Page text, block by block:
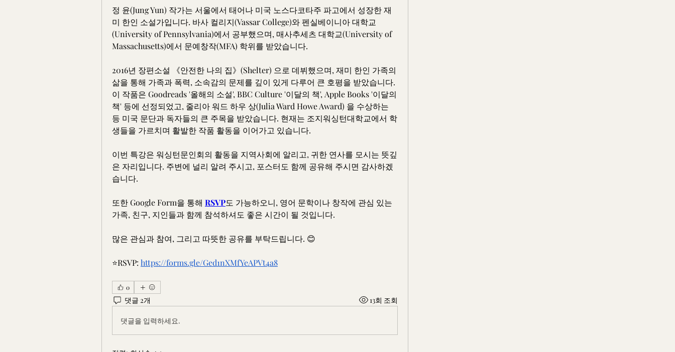
정 윤(Jung Yun) 작가는 서울에서 태어나 미국 노스다코타주 파고에서 성장한 재
미 한인 소설가입니다. 바사 컬리지(Vassar College)와 펜실베이니아 대학교
(University of Pennsylvania)에서 공부했으며, 매사추세츠 대학교(University of
Massachusetts)에서 문예창작(MFA) 학위를 받았습니다.
2016년 장편소설 《안전한 나의 집》(Shelter) 으로 데뷔했으며, 재미 한인 가족의
삶을 통해 가족과 폭력, 소속감의 문제를 깊이 있게 다루어 큰 호평을 받았습니다.
이 작품은 Goodreads '올해의 소설', BBC Culture '이달의 책', Apple Books '이달의
책' 등에 선정되었고, 줄리아 워드 하우 상(Julia Ward Howe Award) 을 수상하는
등 미국 문단과 독자들의 큰 주목을 받았습니다. 현재는 조지워싱턴대학교에서 학
생들을 가르치며 활발한 작품 활동을 이어가고 있습니다.
이번 특강은 워싱턴문인회의 활동을 지역사회에 알리고, 귀한 연사를 모시는 뜻깊
은 자리입니다. 주변에 널리 알려 주시고, 포스터도 함께 공유해 주시면 감사하겠
습니다.
또한 Google Form을 통해 RSVP도 가능하오니, 영어 문학이나 창작에 관심 있는
가족, 친구, 지인들과 함께 참석하셔도 좋은 시간이 될 것입니다.
많은 관심과 참여, 그리고 따뜻한 공유를 부탁드립니다. 😊
⭐️RSVP: https://forms.gle/Ged1nXMfYeAPVt4a8
0
댓글 2개 13회 조회
댓글을 입력하세요.